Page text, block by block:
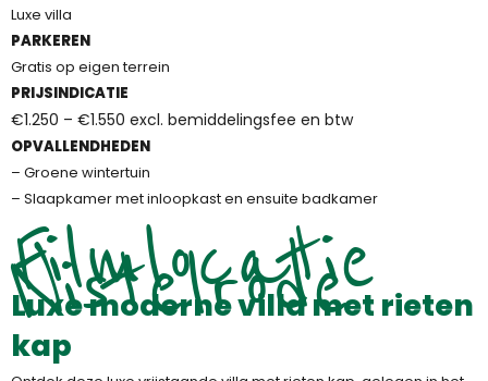
Luxe villa
PARKEREN
Gratis op eigen terrein
PRIJSINDICATIE
€1.250 – €1.550 excl. bemiddelingsfee en btw
OPVALLENDHEDEN
– Groene wintertuin
– Slaapkamer met inloopkast en ensuite badkamer
Filmlocatie
Nistelrode
Luxe moderne villa met rieten
kap